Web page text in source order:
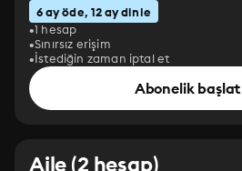
6 ay öde, 12 ay dinle
1 hesap
Sınırsız erişim
İstediğin zaman iptal et
Abonelik başlat
Aile (2 hesap)